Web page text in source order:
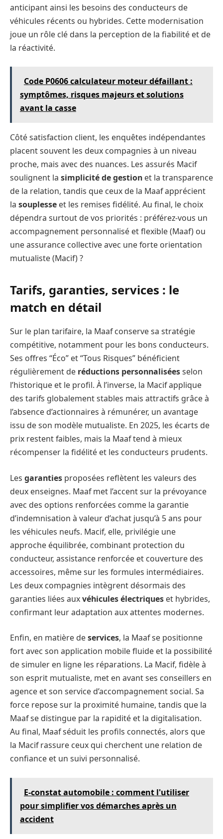
anticipant ainsi les besoins des conducteurs de
véhicules récents ou hybrides. Cette modernisation
joue un rôle clé dans la perception de la fiabilité et de
la réactivité.
Code P0606 calculateur moteur défaillant :
symptômes, risques majeurs et solutions
avant la casse
Côté satisfaction client, les enquêtes indépendantes
placent souvent les deux compagnies à un niveau
proche, mais avec des nuances. Les assurés Macif
soulignent la simplicité de gestion et la transparence
de la relation, tandis que ceux de la Maaf apprécient
la souplesse et les remises fidélité. Au final, le choix
dépendra surtout de vos priorités : préférez-vous un
accompagnement personnalisé et flexible (Maaf) ou
une assurance collective avec une forte orientation
mutualiste (Macif) ?
Tarifs, garanties, services : le
match en détail
Sur le plan tarifaire, la Maaf conserve sa stratégie
compétitive, notamment pour les bons conducteurs.
Ses offres “Éco” et “Tous Risques” bénéficient
régulièrement de réductions personnaliséesselon
l’historique et le profil. À l’inverse, la Macif applique
des tarifs globalement stables mais attractifs grâce à
l’absence d’actionnaires à rémunérer, un avantage
issu de son modèle mutualiste. En 2025, les écarts de
prix restent faibles, mais la Maaf tend à mieux
récompenser la fidélité et les conducteurs prudents.
Les garanties proposées reflètent les valeurs des
deux enseignes. Maaf met l’accent sur la prévoyance
avec des options renforcées comme la garantie
d’indemnisation à valeur d’achat jusqu’à 5 ans pour
les véhicules neufs. Macif, elle, privilégie une
approche équilibrée, combinant protection du
conducteur, assistance renforcée et couverture des
accessoires, même sur les formules intermédiaires.
Les deux compagnies intègrent désormais des
garanties liées auxvéhicules électriques et hybrides,
confirmant leur adaptation aux attentes modernes.
Enfin, en matière deservices, la Maaf se positionne
fort avec son application mobile fluide et la possibilité
de simuler en ligne les réparations. La Macif, fidèle à
son esprit mutualiste, met en avant ses conseillers en
agence et son service d’accompagnement social. Sa
force repose sur la proximité humaine, tandis que la
Maaf se distingue par la rapidité et la digitalisation.
Au final, Maaf séduit les profils connectés, alors que
la Macif rassure ceux qui cherchent une relation de
confiance et un suivi personnalisé.
E-constat automobile : comment l'utiliser
pour simplifier vos démarches après un
accident